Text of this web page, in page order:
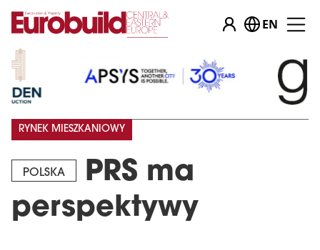
EN
POLSKA
PRS ma
perspektywy
RYNEK MIESZKANIOWY